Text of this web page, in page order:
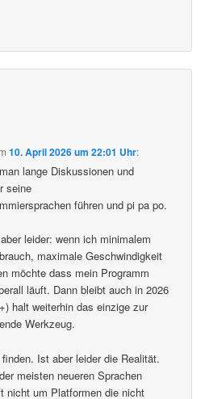
10. April 2026 um 22:01 Uhr:
lange Diskussionen und
seine
führen und pi pa po.
leider: wenn ich minimalem
maximale Geschwindigkeit
möchte dass mein Programm
läuft. Dann bleibt auch in 2026
halt weiterhin das einzige zur
Werkzeug.
Ist aber leider die Realität.
meisten neueren Sprachen
nicht um Platformen die nicht